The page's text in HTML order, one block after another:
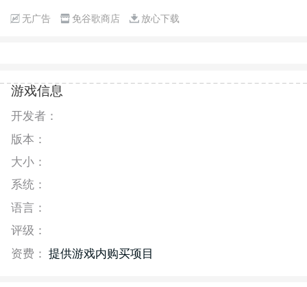
无广告 免谷歌商店 放心下载
游戏信息
开发者：
版本：
大小：
系统：
语言：
评级：
资费： 提供游戏内购买项目